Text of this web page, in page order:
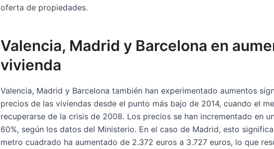
oferta de propiedades.
Valencia, Madrid y Barcelona en
vivienda
Valencia, Madrid y Barcelona también han experimentado aumentos
precios de las viviendas desde el punto más bajo de 2014, cuando el
recuperarse de la crisis de 2008. Los precios se han incrementado en
60%, según los datos del Ministerio. En el caso de Madrid, esto
metro cuadrado ha aumentado de 2.372 euros a 3.727 euros, lo que